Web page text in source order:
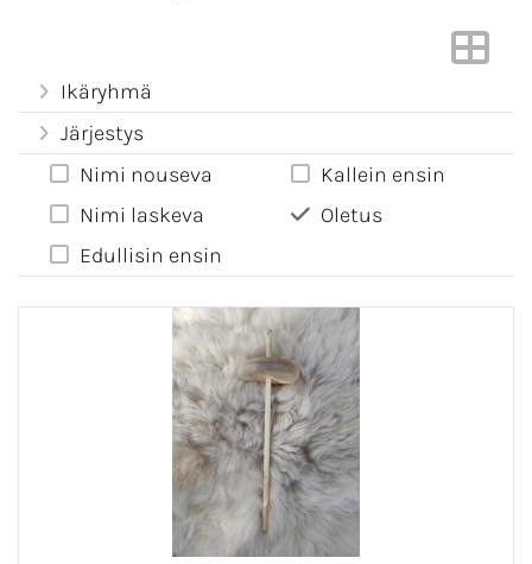
Ikäryhmä
Järjestys
Nimi nouseva
Nimi laskeva
Edullisin ensin
Kallein ensin
Oletus